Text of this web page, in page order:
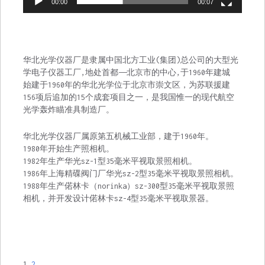
00:00 00:07
华北光学仪器厂是隶属中国北方工业(集团)总公司的大型光
学电子仪器工厂,地处首都——北京市的中心,于1960年建城
始建于1960年的华北光学位于北京市崇文区，为苏联援建
156项后追加的15个成套项目之一，是我国惟一的现代航空
光学轰炸瞄准具制造厂。
华北光学仪器厂属原第五机械工业部，建于1960年。
1980年开始生产照相机。
1982年生产华光sz-1型35毫米平视取景照相机。
1986年上海精碟阀门厂华光sz-2型35毫米平视取景照相机。
1988年生产偌林卡（norinka）sz-300型35毫米平视取景照
相机，并开发设计偌林卡sz-4型35毫米平视取景器。